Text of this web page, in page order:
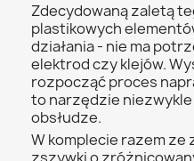
Zdecydowaną zaletą
plastikowych
działania - nie ma
elektrod czy klejów.
rozpocząć proces
to narzędzie
obsłudze.
W komplecie razem